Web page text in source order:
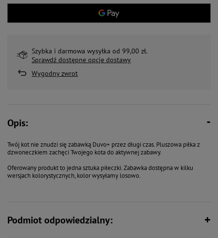
Szybka i darmowa wysyłka od 99,00 zł.
Sprawdź dostępne opcje dostawy
Wygodny zwrot
Opis:
Twój kot nie znudzi się zabawką Duvo+ przez długi czas. Pluszowa piłka z
dzwoneczkiem zachęci Twojego kota do aktywnej zabawy.
Oferowany produkt to jedna sztuka piłeczki. Zabawka dostępna w kilku
wersjach kolorystycznych, kolor wysyłamy losowo.
Podmiot odpowiedzialny: